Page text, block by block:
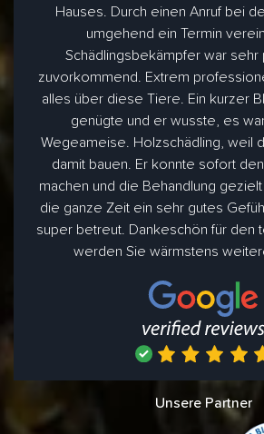
Hauses. Durch einen Anruf bei
umgehend ein Termin
Schädlingsbekämpfer war sehr
zuvorkommend. Extrem
alles über diese Tiere. Ein kurzer
genügte und er wusste, es
Wegeameise. Holzschädling, weil
damit bauen. Er konnte sofort
machen und die Behandlung
die ganze Zeit ein sehr gutes
super betreut. Dankeschön für den
werden Sie wärmstens
Unsere Partner